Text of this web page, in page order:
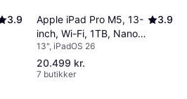
3.9
Apple iPad Pro M5, 13-
inch, Wi-Fi, 1TB, Nano-
Texture Glass Space
Black
3.9
13", iPadOS 26
20.499 kr.
7 butikker